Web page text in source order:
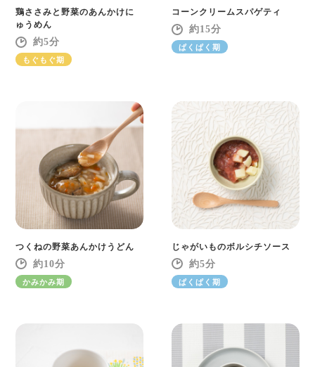
鶏ささみと野菜のあんかけに
ゅうめん
5
もぐもぐ期
コーンクリームスパゲティ
15
ぱくぱく期
つくねの野菜あんかけうどん
10
かみかみ期
じゃがいものボルシチソース
5
ぱくぱく期